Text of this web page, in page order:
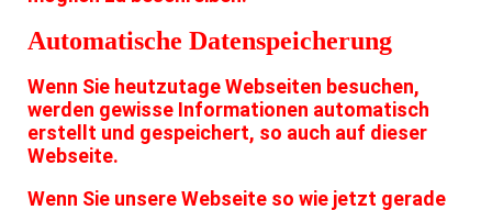
Automatische Datenspeicherung
Wenn Sie heutzutage Webseiten besuchen,
werden gewisse Informationen automatisch
erstellt und gespeichert, so auch auf dieser
Webseite.
Wenn Sie unsere Webseite so wie jetzt gerade